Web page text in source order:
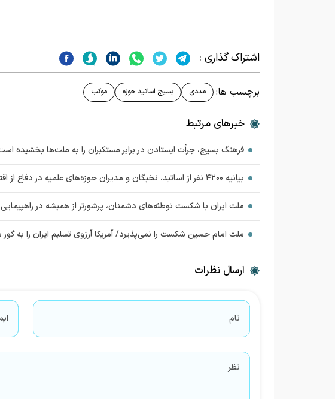
اشتراک گذاری :
برچسب ها: مددی بسیج اساتید حوزه موکب
خبرهای مرتبط
فرهنگ بسیج، جرأت ایستادن در برابر مستکبران را به ملت‌ها بخشیده
بیانیه ۴۲۰۰ نفر از اساتید، نخبگان و مدیران حوزه‌های علمیه در دفاع از اقتدار و استقلال ایران اسلامی
ملت ایران با شکست توطئه‌های دشمنان، پرشورتر از همیشه در راهپیمایی 22 بهمن شرکت می‌کنند
ملت امام حسین شکست را نمی‌پذیرد/ آمریکا آرزوی تسلیم ایران را به گور
ارسال نظرات